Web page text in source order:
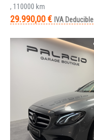
, 110000 km
29.990,00 € IVA Deducible